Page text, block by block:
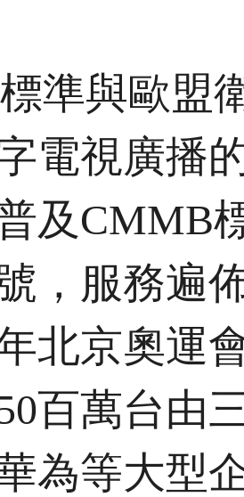
準與歐盟
電視廣播
及CMMB
，服務遍
北京奧運
百萬台由
為等大型